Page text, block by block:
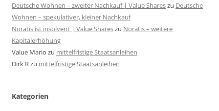
Deutsche Wohnen – zweiter Nachkauf | Value Shareszu Deutsche
Wohnen – spekulativer, kleiner Nachkauf
Noratis ist insolvent | Value Shareszu Noratis – weitere
Kapitalerhöhung
Value Mario zu mittelfristige Staatsanleihen
Dirk Rzu mittelfristige Staatsanleihen
Kategorien